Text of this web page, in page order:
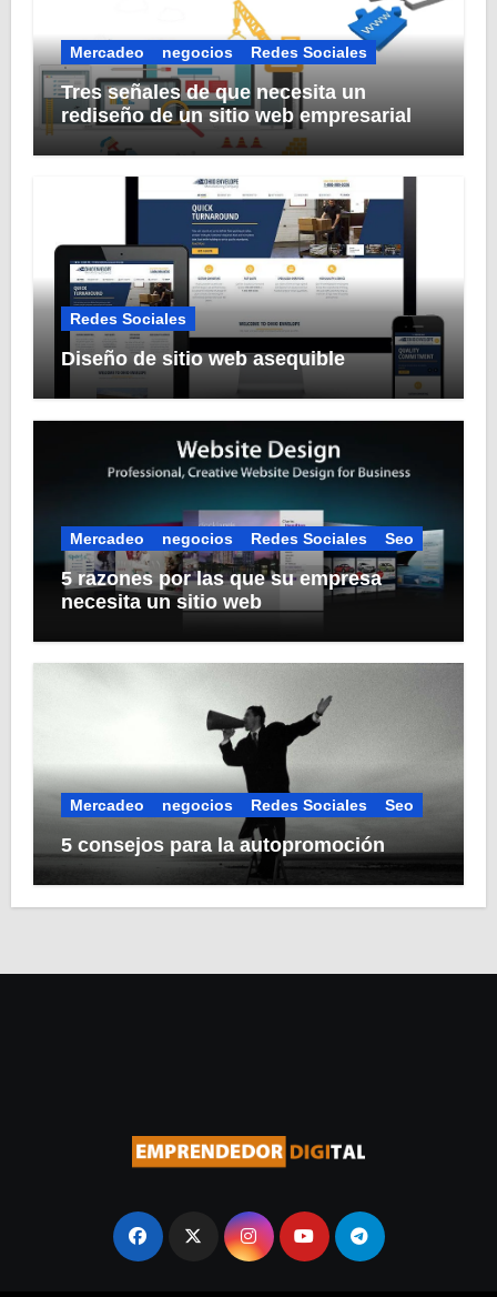
Mercadeo negocios Redes Sociales
Tres señales de que necesita un
rediseño de un sitio web empresarial
Redes Sociales
Diseño de sitio web asequible
Mercadeo negocios Redes Sociales Seo
5 razones por las que su empresa
necesita un sitio web
Mercadeo negocios Redes Sociales Seo
5 consejos para la autopromoción